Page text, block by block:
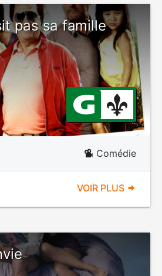
pas sa famille
Comédie
VOIR PLUS